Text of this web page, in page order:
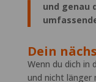
und genau
Dein
Wenn du dich in
und nicht länger